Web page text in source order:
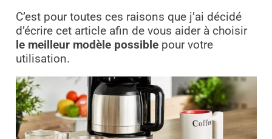
C’est pour toutes ces raisons que j’ai décidé
d’écrire cet article afin de vous aider à choisir
le meilleur modèle possiblepour votre
utilisation.